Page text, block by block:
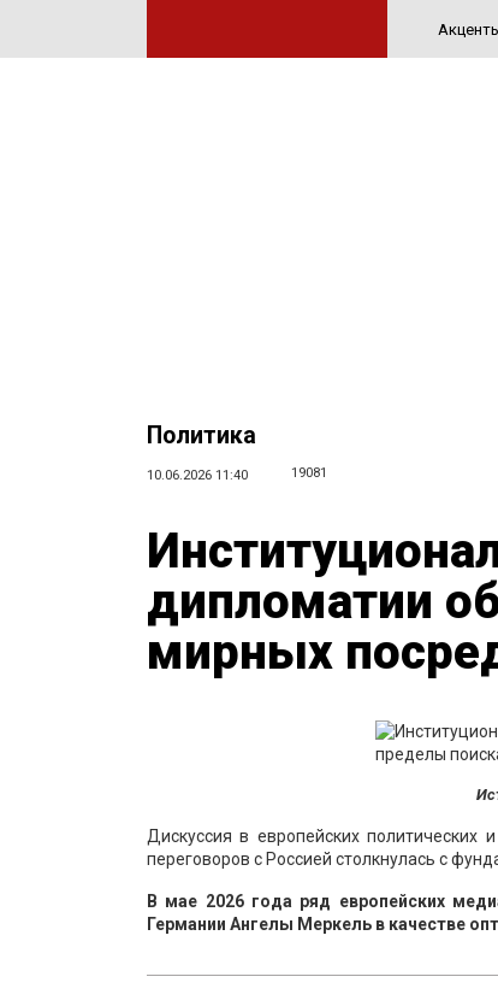
Политика
10.06.2026 11:40 19081
дипломатии
мирных
Дискуссия в европейских политических
переговоров с Россией столкнулась с
В мае 2026 года ряд европейских
Германии Ангелы Меркель в качестве